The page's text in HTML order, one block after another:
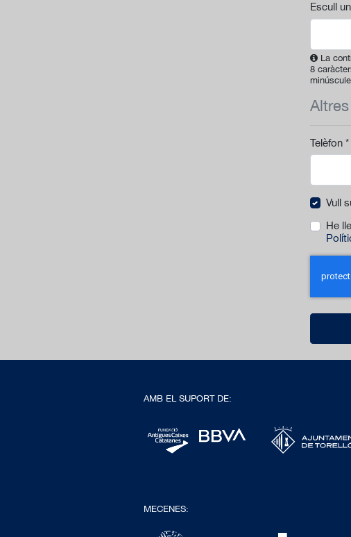
Escull
La
8
Telèfon *
Vull
He
AMB EL SUPORT DE:
MECENES: